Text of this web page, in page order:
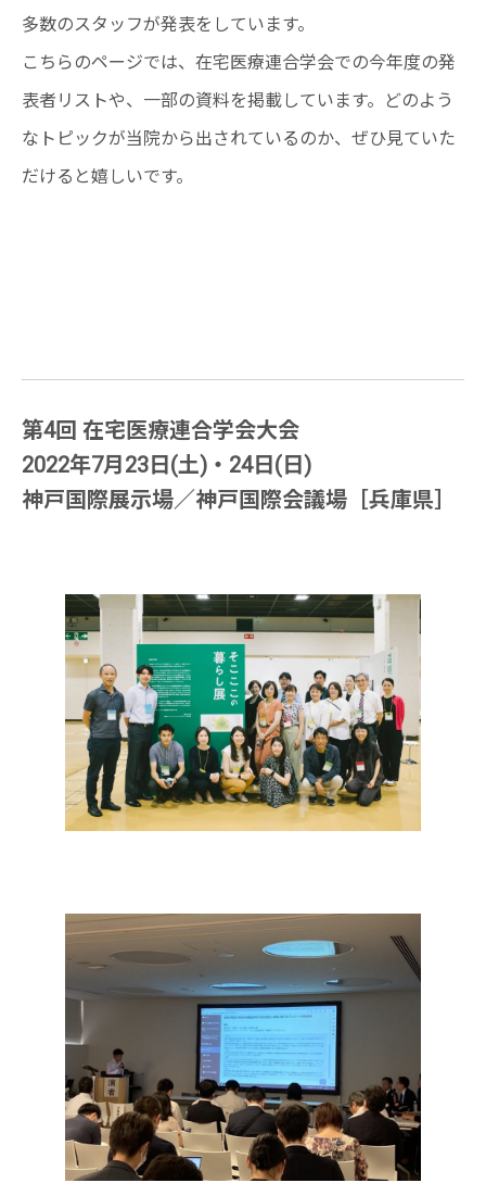
多数のスタッフが発表をしています。
こちらのページでは、在宅医療連合学会での今年度の発
表者リストや、一部の資料を掲載しています。どのよう
なトピックが当院から出されているのか、ぜひ見ていた
だけると嬉しいです。
第4回 在宅医療連合学会大会
2022年7月23日(土)・24日(日)
神戸国際展示場／神戸国際会議場［兵庫県］